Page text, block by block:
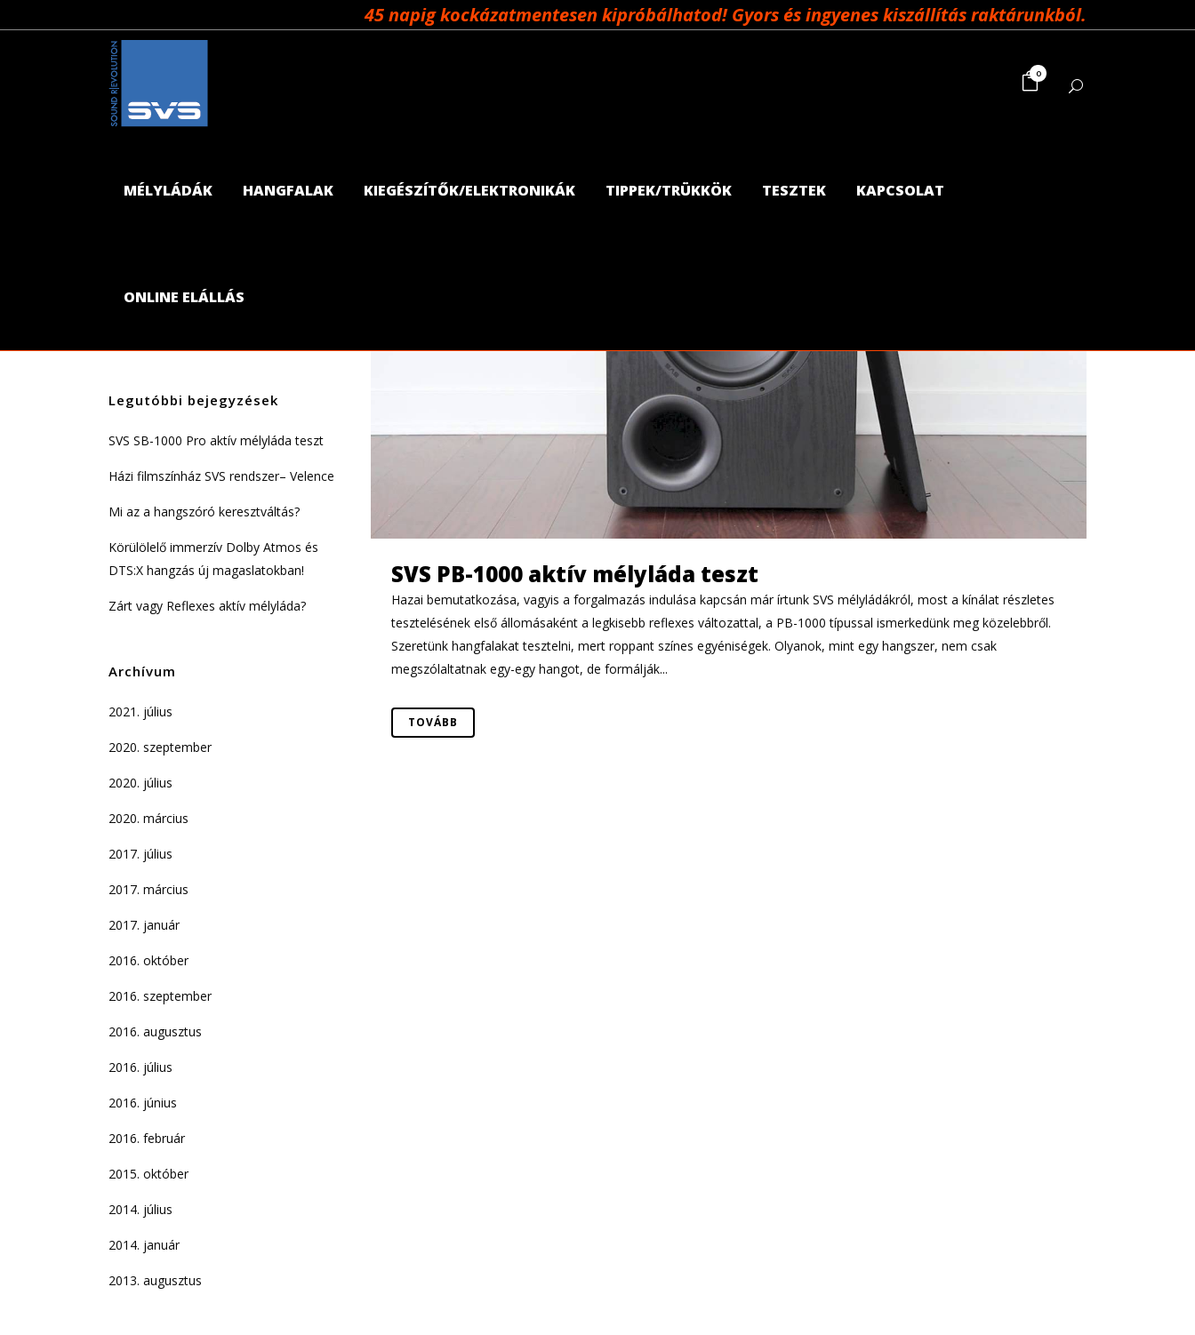
45 napig kockázatmentesen kipróbálhatod! Gyors és ingyenes kiszállítás raktárunkból.
0
MÉLYLÁDÁK HANGFALAK KIEGÉSZÍTŐK/ELEKTRONIKÁK TIPPEK/TRÜKKÖK TESZTEK KAPCSOLAT
ONLINE ELÁLLÁS
Tesztek
Legutóbbi bejegyzések
SVS SB-1000 Pro aktív mélyláda teszt
Házi filmszínház SVS rendszer– Velence
Mi az a hangszóró keresztváltás?
Körülölelő immerzív Dolby Atmos és
DTS:X hangzás új magaslatokban!
Zárt vagy Reflexes aktív mélyláda?
Archívum
2021. július
2020. szeptember
2020. július
2020. március
2017. július
2017. március
2017. január
2016. október
2016. szeptember
2016. augusztus
2016. július
2016. június
2016. február
2015. október
2014. július
2014. január
2013. augusztus
SVS PB-1000 aktív mélyláda teszt
Hazai bemutatkozása, vagyis a forgalmazás indulása kapcsán már írtunk SVS mélyládákról, most a kínálat részletes
tesztelésének első állomásaként a legkisebb reflexes változattal, a PB-1000 típussal ismerkedünk meg közelebbről.
Szeretünk hangfalakat tesztelni, mert roppant színes egyéniségek. Olyanok, mint egy hangszer, nem csak
megszólaltatnak egy-egy hangot, de formálják...
TOVÁBB